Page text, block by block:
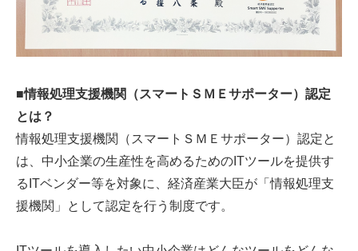
■情報処理支援機関（スマートＳＭＥサポーター）認定
とは？
情報処理支援機関（スマートＳＭＥサポーター）認定と
は、中小企業の生産性を高めるためのITツールを提供す
るITベンダー等を対象に、経済産業大臣が「情報処理支
援機関」として認定を行う制度です。